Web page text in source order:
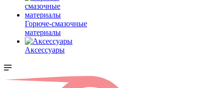
Горюче-смазочные
материалы
Аксессуары